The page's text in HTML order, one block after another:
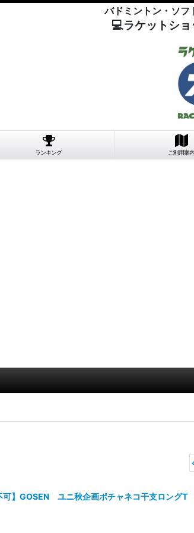
バドミントン・ソフ
💻ラケットシ
ランキング ご利用案内
可】GOSEN ユニ秋企画ポチャネコ干支ロング